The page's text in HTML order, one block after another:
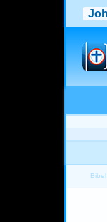
Bibel